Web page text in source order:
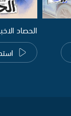
الحصاد